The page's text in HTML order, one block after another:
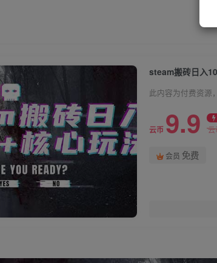
steam搬砖日入
此内容为付费资源
云币 9.9 云
会员 免费